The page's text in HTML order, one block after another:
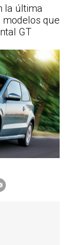
la última
modelos que
GT